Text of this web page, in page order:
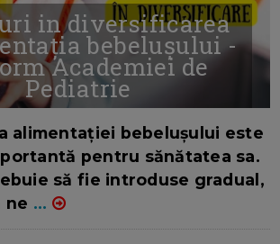
uri in diversificarea
bebelușului -
Academiei de
Pediatrie
alimentației bebelușului este
pentru sănătatea sa.
să fie introduse gradual,
ne ...